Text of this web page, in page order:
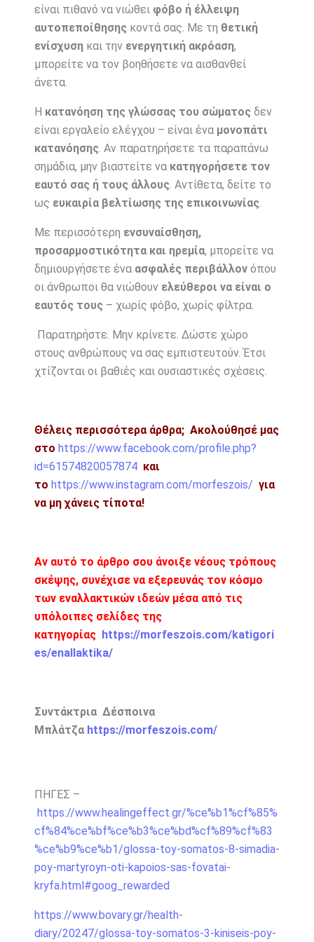
είναι πιθανό να νιώθει φόβο ή έλλειψη
αυτοπεποίθησης κοντά σας. Με τη θετική
ενίσχυσηκαι την ενεργητική ακρόαση,
μπορείτε να τον βοηθήσετε να αισθανθεί
άνετα.
Η κατανόηση της γλώσσας του σώματος δεν
είναι εργαλείο ελέγχου – είναι ένα μονοπάτι
κατανόησης. Αν παρατηρήσετε τα παραπάνω
σημάδια, μην βιαστείτε να κατηγορήσετε τον
εαυτό σας ή τους άλλους. Αντίθετα, δείτε το
ως ευκαιρία βελτίωσης της επικοινωνίας.
Με περισσότερη ενσυναίσθηση,
προσαρμοστικότητα και ηρεμία, μπορείτε να
δημιουργήσετε ένα ασφαλές περιβάλλονόπου
οι άνθρωποι θα νιώθουν ελεύθεροι να είναι ο
εαυτός τους – χωρίς φόβο, χωρίς φίλτρα.
Παρατηρήστε. Μην κρίνετε. Δώστε χώρο
στους ανθρώπους να σας εμπιστευτούν. Έτσι
χτίζονται οι βαθιές και ουσιαστικές σχέσεις.
Θέλεις περισσότερα άρθρα; Ακολούθησέ μας
στο https://www.facebook.com/profile.php?
id=61574820057874 και
το https://www.instagram.com/morfeszois/ για
να μη χάνεις τίποτα!
Αν αυτό το άρθρο σου άνοιξε νέους τρόπους
σκέψης, συνέχισε να εξερευνάς τον κόσμο
των εναλλακτικών ιδεών μέσα από τις
υπόλοιπες σελίδες της
κατηγορίας https://morfeszois.com/katigori
es/enallaktika/
Συντάκτρια Δέσποινα
Μπλάτζα https://morfeszois.com/
ΠΗΓΕΣ –
https://www.healingeffect.gr/%ce%b1%cf%85%
cf%84%ce%bf%ce%b3%ce%bd%cf%89%cf%83
%ce%b9%ce%b1/glossa-toy-somatos-8-simadia-
poy-martyroyn-oti-kapoios-sas-fovatai-
kryfa.html#goog_rewarded
https://www.bovary.gr/health-
diary/20247/glossa-toy-somatos-3-kiniseis-poy-